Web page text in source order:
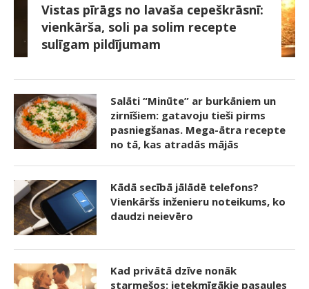
Vistas pīrāgs no lavaša cepeškrāsnī:
vienkārša, soli pa solim recepte
sulīgam pildījumam
Salāti “Minūte” ar burkāniem un
zirnīšiem: gatavoju tieši pirms
pasniegšanas. Mega-ātra recepte
no tā, kas atradās mājās
Kādā secībā jālādē telefons?
Vienkāršs inženieru noteikums, ko
daudzi neievēro
Kad privātā dzīve nonāk
starmešos: ietekmīgākie pasaules